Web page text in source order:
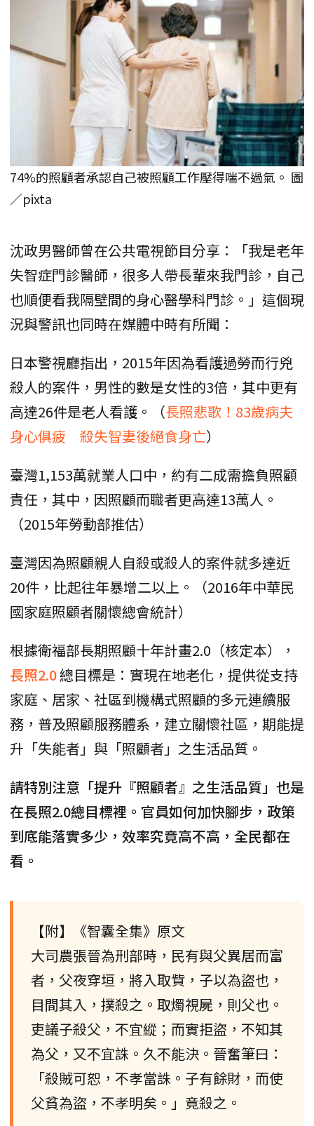
74%的照顧者承認自己被照顧工作壓得喘不過氣。 圖
／pixta
沈政男醫師曾在公共電視節目分享：「我是老年
失智症門診醫師，很多人帶長輩來我門診，自己
也順便看我隔壁間的身心醫學科門診。」這個現
況與警訊也同時在媒體中時有所聞：
日本警視廳指出，2015年因為看護過勞而行兇
殺人的案件，男性的數是女性的3倍，其中更有
高達26件是老人看護。（長照悲歌！83歲病夫
身心俱疲 殺失智妻後絕食身亡）
臺灣1,153萬就業人口中，約有二成需擔負照顧
責任，其中，因照顧而職者更高達13萬人。
（2015年勞動部推估）
臺灣因為照顧親人自殺或殺人的案件就多達近
20件，比起往年暴增二以上。（2016年中華民
國家庭照顧者關懷總會統計）
根據衛福部長期照顧十年計畫2.0（核定本），
長照2.0總目標是：實現在地老化，提供從支持
家庭、居家、社區到機構式照顧的多元連續服
務，普及照顧服務體系，建立關懷社區，期能提
升「失能者」與「照顧者」之生活品質。
請特別注意「提升『照顧者』之生活品質」也是
在長照2.0總目標裡。官員如何加快腳步，政策
到底能落實多少，效率究竟高不高，全民都在
看。
【附】《智囊全集》原文
大司農張晉為刑部時，民有與父異居而富
者，父夜穿垣，將入取貲，子以為盜也，
目間其入，撲殺之。取燭視屍，則父也。
吏議子殺父，不宜縱；而實拒盜，不知其
為父，又不宜誅。久不能決。晉奮筆曰：
「殺賊可恕，不孝當誅。子有餘財，而使
父貧為盜，不孝明矣。」竟殺之。